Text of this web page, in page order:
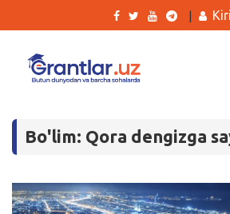
Tanlovlar
Kurslar
Bo'lim: Qora dengizga